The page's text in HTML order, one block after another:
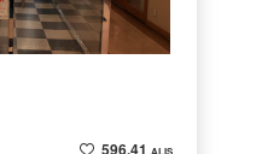
596.41 ALIS